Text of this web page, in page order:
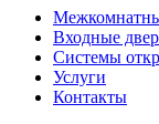
Входные
Системы
Услуги
Контакты